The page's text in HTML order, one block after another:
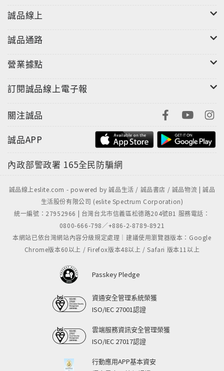
誠品線上
誠品通路
營業據點
訂閱誠品線上電子報
關注誠品
誠品APP
內政部警政署 165全民防騙網
誠品線上eslite.com - powered by 誠品生活 / 誠品書店 / 誠品物流 | 誠品
生活股份有限公司 (eslite Spectrum Corporation)
統一編號：27952966 | 台灣台北市信義區松德路204號B1 服務電話：
0800-666-798／+886-2-8789-8921
本網站已依台灣網站內容分級規定處理｜建議使用瀏覽器版本：Google
Chrome版本60以上 / Firefox版本48以上 / Safari 版本11以上
Passkey Pledge
資通安全管理系統榮獲
ISO/IEC 27001認證
雲端服務資訊安全管理榮獲
ISO/IEC 27017認證
行動應用APP基本資安